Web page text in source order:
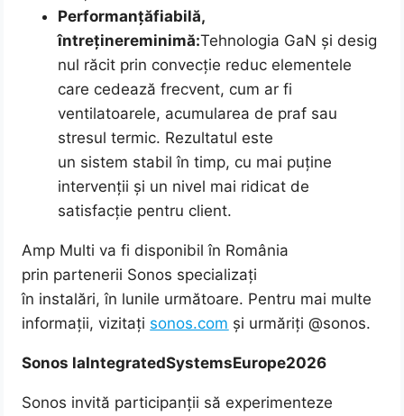
Performanțăfiabilă,
întreținereminimă:Tehnologia GaN și desig
nul răcit prin convecție reduc elementele
care cedează frecvent, cum ar fi
ventilatoarele, acumularea de praf sau
stresul termic. Rezultatul este
un sistem stabil în timp, cu mai puține
intervenții și un nivel mai ridicat de
satisfacție pentru client.
Amp Multi va fi disponibil în România
prin partenerii Sonos specializați
în instalări, în lunile următoare. Pentru mai multe
informații, vizitați sonos.com și urmăriți @sonos.
Sonos laIntegratedSystemsEurope2026
Sonos invită participanții să experimenteze